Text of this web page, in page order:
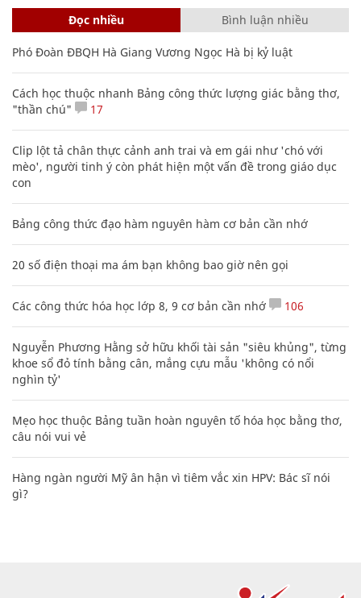
Đọc nhiều Bình luận nhiều
Phó Đoàn ĐBQH Hà Giang Vương Ngọc Hà bị kỷ luật
Cách học thuộc nhanh Bảng công thức lượng giác bằng thơ,
"thần chú"
17
Clip lột tả chân thực cảnh anh trai và em gái như 'chó với
mèo', người tinh ý còn phát hiện một vấn đề trong giáo dục
con
Bảng công thức đạo hàm nguyên hàm cơ bản cần nhớ
20 số điện thoại ma ám bạn không bao giờ nên gọi
Các công thức hóa học lớp 8, 9 cơ bản cần nhớ 106
Nguyễn Phương Hằng sở hữu khối tài sản "siêu khủng", từng
khoe sổ đỏ tính bằng cân, mắng cựu mẫu 'không có nổi
nghìn tỷ'
Mẹo học thuộc Bảng tuần hoàn nguyên tố hóa học bằng thơ,
câu nói vui vẻ
Hàng ngàn người Mỹ ân hận vì tiêm vắc xin HPV: Bác sĩ nói
gì?